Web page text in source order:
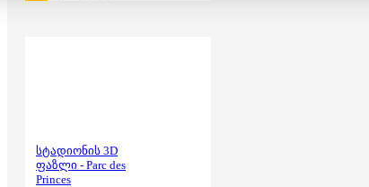
სტადიონის 3D
ფაზლი - Parc des
Princes